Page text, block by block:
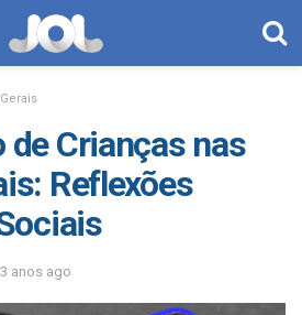
de Crianças nas
Reflexões
3 anos ago